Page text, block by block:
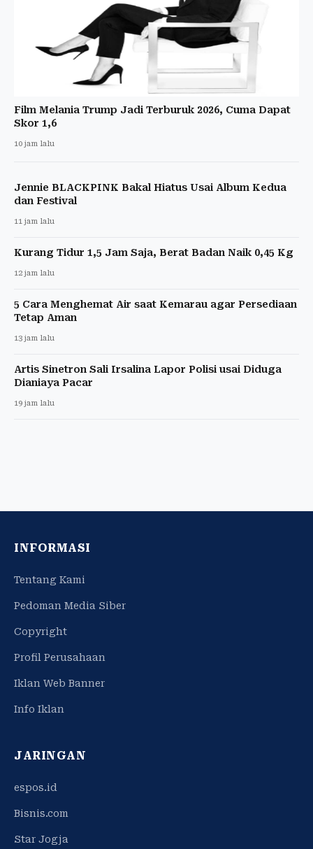
Film Melania Trump Jadi Terburuk 2026, Cuma Dapat
Skor 1,6
10 jam lalu
Jennie BLACKPINK Bakal Hiatus Usai Album Kedua
dan Festival
11 jam lalu
Kurang Tidur 1,5 Jam Saja, Berat Badan Naik 0,45 Kg
12 jam lalu
5 Cara Menghemat Air saat Kemarau agar Persediaan
Tetap Aman
13 jam lalu
Artis Sinetron Sali Irsalina Lapor Polisi usai Diduga
Dianiaya Pacar
19 jam lalu
INFORMASI
Tentang Kami
Pedoman Media Siber
Copyright
Profil Perusahaan
Iklan Web Banner
Info Iklan
JARINGAN
espos.id
Bisnis.com
Star Jogja